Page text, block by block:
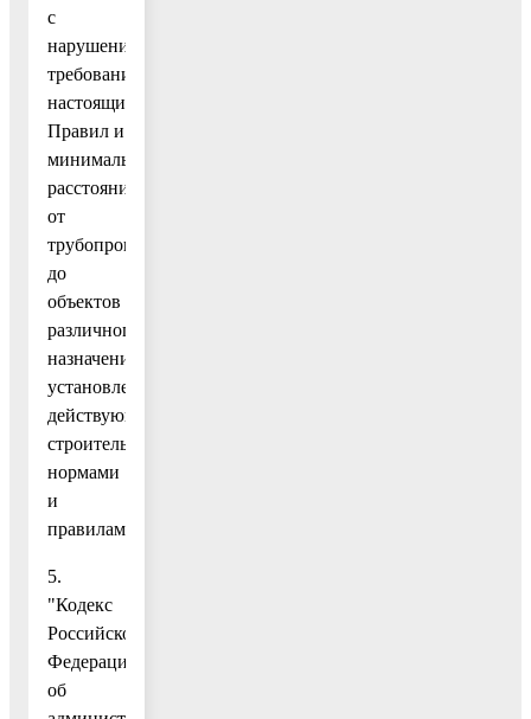
с
нарушениями
требований
настоящих
Правил и
минимальных
расстояний
от
трубопровода
до
объектов
различного
назначения,
установленных
действующими
строительными
нормами
и
правилами.
5.
"Кодекс
Российской
Федерации
об